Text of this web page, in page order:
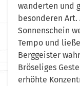
wanderten und
besonderen
Sonnenschein
Tempo und
Berggeister
Bröseliges
erhöhte